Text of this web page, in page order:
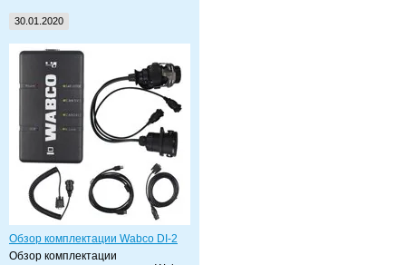
30.01.2020
Обзор комплектации Wabco DI-2
Обзор комплектации